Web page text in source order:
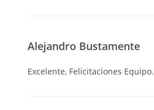
Alejandro Bustamente
Excelente, Felicitaciones Equipo.